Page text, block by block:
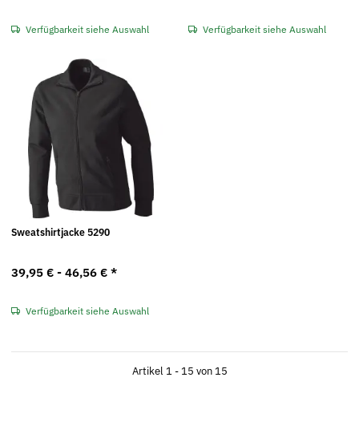
Verfügbarkeit siehe Auswahl Verfügbarkeit siehe Auswahl
Sweatshirtjacke 5290
39,95 € - 46,56 € *
Verfügbarkeit siehe Auswahl
Artikel 1 - 15 von 15